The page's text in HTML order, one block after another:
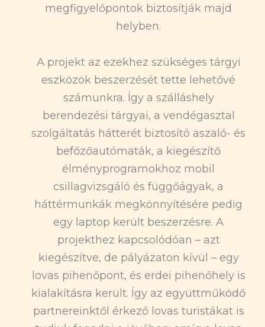
megfigyelőpontok biztosítják majd
helyben.
A projekt az ezekhez szükséges tárgyi
eszközök beszerzését tette lehetővé
számunkra. Így a szálláshely
berendezési tárgyai, a vendégasztal
szolgáltatás hátterét biztosító aszaló- és
befőzőautómaták, a kiegészítő
élményprogramokhoz mobil
csillagvizsgáló és függőágyak, a
háttérmunkák megkönnyítésére pedig
egy laptop került beszerzésre. A
projekthez kapcsolódóan – azt
kiegészítve, de pályázaton kívül – egy
lovas pihenőpont, és erdei pihenőhely is
kialakításra került. Így az együttműködő
partnereinktől érkező lovas turistákat is